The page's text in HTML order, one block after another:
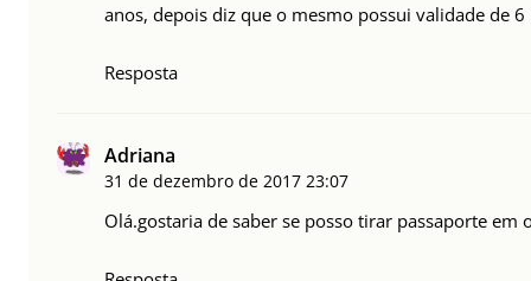
anos, depois diz que o mesmo possui validade de
Resposta
Adriana
31 de dezembro de 2017 23:07
Olá.gostaria de saber se posso tirar passaporte em